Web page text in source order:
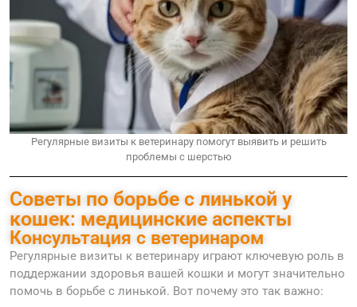
Регулярные визиты к ветеринару помогут выявить и решить
проблемы с шерстью
Советы по борьбе с линькой у
кошек: медицинские аспекты
Консультация с ветеринаром
Регулярные визиты к ветеринару играют ключевую роль в
поддержании здоровья вашей кошки и могут значительно
помочь в борьбе с линькой. Вот почему это так важно: